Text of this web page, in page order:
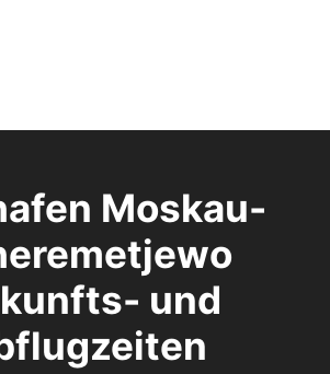
Moskau-
und